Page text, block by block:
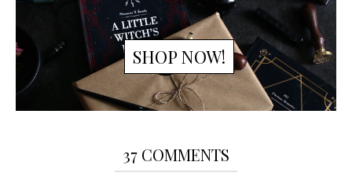
SHOP NOW!
37 COMMENTS